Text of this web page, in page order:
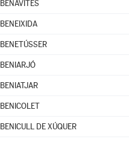
BENAVITES
BENEIXIDA
BENETÚSSER
BENIARJÓ
BENIATJAR
BENICOLET
BENICULL DE XÚQUER